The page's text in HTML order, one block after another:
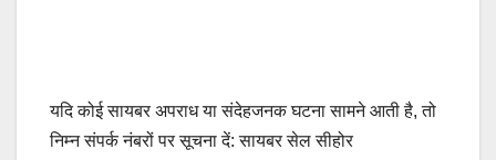
यदि कोई सायबर अपराध या संदेहजनक घटना सामने आती है, तो
निम्न संपर्क नंबरों पर सूचना दें: सायबर सेल सीहोर